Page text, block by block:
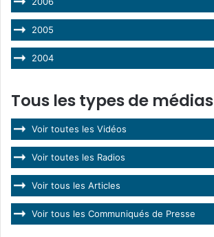
2005
2004
Tous les types de médias
Voir toutes les Vidéos
Voir toutes les Radios
Voir tous les Articles
Voir tous les Communiqués de Presse